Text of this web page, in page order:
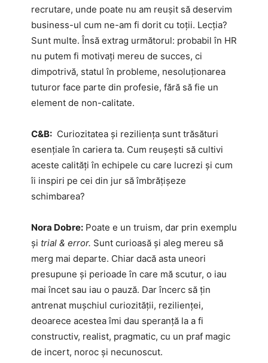
recrutare, unde poate nu am reușit să deservim
business-ul cum ne-am fi dorit cu toții. Lecția?
Sunt multe. Însă extrag următorul: probabil în HR
nu putem fi motivați mereu de succes, ci
dimpotrivă, statul în probleme, nesoluționarea
tuturor face parte din profesie, fără să fie un
element de non-calitate.
C&B: Curiozitatea și reziliența sunt trăsături
esențiale în cariera ta. Cum reușești să cultivi
aceste calități în echipele cu care lucrezi și cum
îi inspiri pe cei din jur să îmbrățișeze
schimbarea?
Nora Dobre: Poate e un truism, dar prin exemplu
și trial & error. Sunt curioasă și aleg mereu să
merg mai departe. Chiar dacă asta uneori
presupune și perioade în care mă scutur, o iau
mai încet sau iau o pauză. Dar încerc să țin
antrenat mușchiul curiozității, rezilienței,
deoarece acestea îmi dau speranță la a fi
constructiv, realist, pragmatic, cu un praf magic
de incert, noroc și necunoscut.